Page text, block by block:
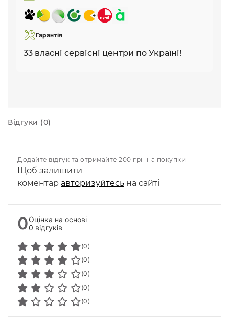
Гарантія
33 власні сервісні центри по Україні!
Відгуки (0)
Додайте відгук та отримайте 200 грн на покупки
Щоб залишити
коментар авторизуйтесь на сайті
0Оцінка на основі
0 відгуків
(0)
(0)
(0)
(0)
(0)